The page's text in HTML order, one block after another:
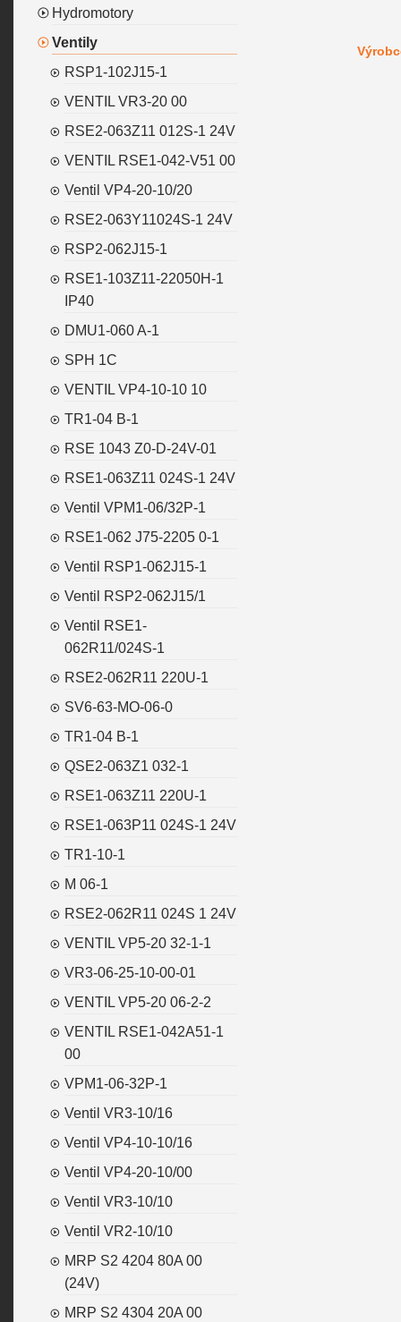
Hydromotory
Ventily
RSP1-102J15-1
VENTIL VR3-20 00
RSE2-063Z11 012S-1 24V
VENTIL RSE1-042-V51 00
Ventil VP4-20-10/20
RSE2-063Y11024S-1 24V
RSP2-062J15-1
RSE1-103Z11-22050H-1
IP40
DMU1-060 A-1
SPH 1C
VENTIL VP4-10-10 10
TR1-04 B-1
RSE 1043 Z0-D-24V-01
RSE1-063Z11 024S-1 24V
Ventil VPM1-06/32P-1
RSE1-062 J75-2205 0-1
Ventil RSP1-062J15-1
Ventil RSP2-062J15/1
Ventil RSE1-
062R11/024S-1
RSE2-062R11 220U-1
SV6-63-MO-06-0
TR1-04 B-1
QSE2-063Z1 032-1
RSE1-063Z11 220U-1
RSE1-063P11 024S-1 24V
TR1-10-1
M 06-1
RSE2-062R11 024S 1 24V
VENTIL VP5-20 32-1-1
VR3-06-25-10-00-01
VENTIL VP5-20 06-2-2
VENTIL RSE1-042A51-1
00
VPM1-06-32P-1
Ventil VR3-10/16
Ventil VP4-10-10/16
Ventil VP4-20-10/00
Ventil VR3-10/10
Ventil VR2-10/10
MRP S2 4204 80A 00
(24V)
MRP S2 4304 20A 00